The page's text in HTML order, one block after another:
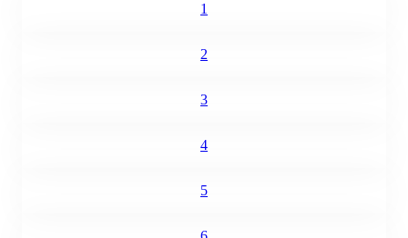
1
2
3
4
5